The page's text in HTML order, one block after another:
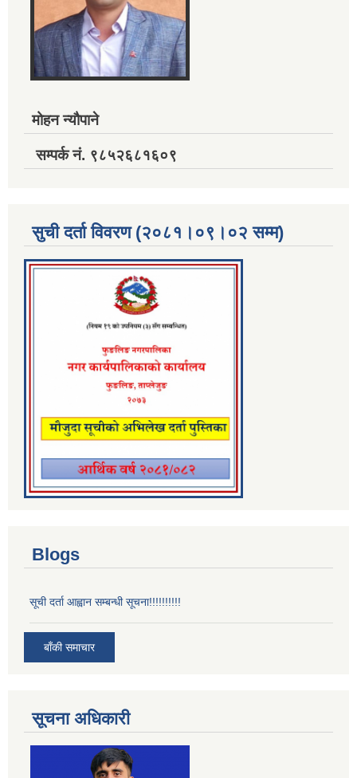
मोहन न्यौपाने
सम्पर्क नं. ९८५२६८१६०९
सुची दर्ता विवरण (२०८१।०९।०२ सम्म)
Blogs
सूची दर्ता आह्वान सम्बन्धी सूचना!!!!!!!!!!
बाँकी समाचार
सूचना अधिकारी